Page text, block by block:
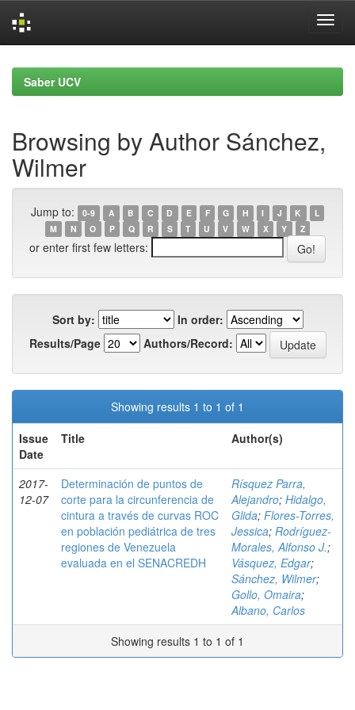
navigationSaber UCV
Browsing by Author Sánchez,
Wilmer
Jump to: 0-9 A B C D E F G H I J K
L
M
N O P Q R S T U V W X Y Z
or enter first few letters:
Sort by:
In order:
Results/Page
Authors/Record:
Showing results 1 to 1 of 1
Issue
Date
Title Author(s)
2017-
12-07
Determinación de puntos de
corte para la circunferencia de
cintura a través de curvas ROC
en población pediátrica de tres
regiones de Venezuela
evaluada en el SENACREDH
Rísquez Parra,
Alejandro; Hidalgo,
Glida; Flores-Torres,
Jessica; Rodríguez-
Morales, Alfonso J.;
Vásquez, Edgar;
Sánchez, Wilmer;
Gollo, Omaira;
Albano, Carlos
Showing results 1 to 1 of 1